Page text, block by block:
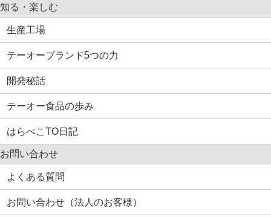
知る・楽しむ
生産工場
テーオーブランド5つの力
開発秘話
テーオー食品の歩み
はらぺこTO日記
お問い合わせ
よくある質問
お問い合わせ（法人のお客様）